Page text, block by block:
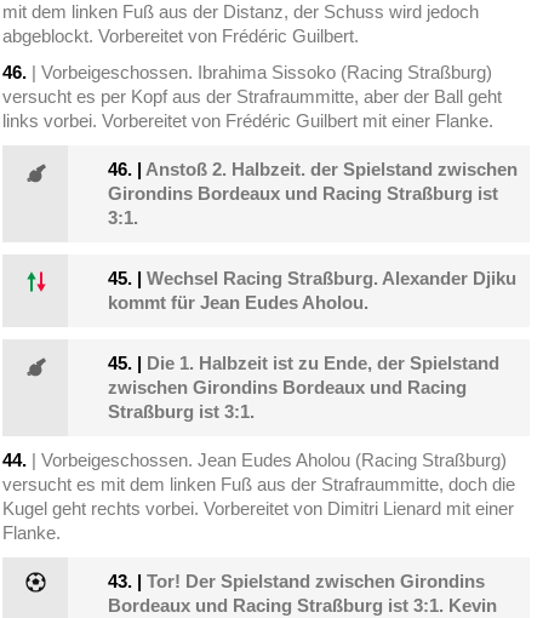
mit dem linken Fuß aus der Distanz, der Schuss wird jedoch
abgeblockt. Vorbereitet von Frédéric Guilbert.
46. | Vorbeigeschossen. Ibrahima Sissoko (Racing Straßburg)
versucht es per Kopf aus der Strafraummitte, aber der Ball geht
links vorbei. Vorbereitet von Frédéric Guilbert mit einer Flanke.
46. | Anstoß 2. Halbzeit. der Spielstand zwischen
Girondins Bordeaux und Racing Straßburg ist
3:1.
45. |Wechsel Racing Straßburg. Alexander Djiku
kommt für Jean Eudes Aholou.
45. | Die 1. Halbzeit ist zu Ende, der Spielstand
zwischen Girondins Bordeaux und Racing
Straßburg ist 3:1.
44. | Vorbeigeschossen. Jean Eudes Aholou (Racing Straßburg)
versucht es mit dem linken Fuß aus der Strafraummitte, doch die
Kugel geht rechts vorbei. Vorbereitet von Dimitri Lienard mit einer
Flanke.
43. |Tor! Der Spielstand zwischen Girondins
Bordeaux und Racing Straßburg ist 3:1. Kevin